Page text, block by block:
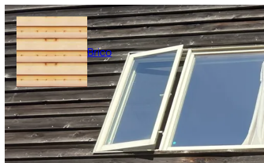
内
容
を
ス
キ
ッ
プ
Brico